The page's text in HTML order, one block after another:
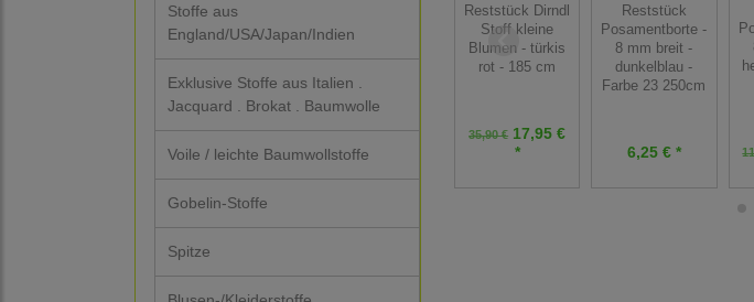
Stoffe aus
England/USA/Japan/Indien
Exklusive Stoffe aus Italien .
Jacquard . Brokat . Baumwolle
Voile / leichte Baumwollstoffe
Gobelin-Stoffe
Spitze
Reststück Dirndl
Stoff kleine
Blumen - türkis
rot - 185 cm
35,90 € 17,95 €
*
Reststück
Posamentborte -
8 mm breit -
dunkelblau -
Farbe 23 250cm
6,25 € *